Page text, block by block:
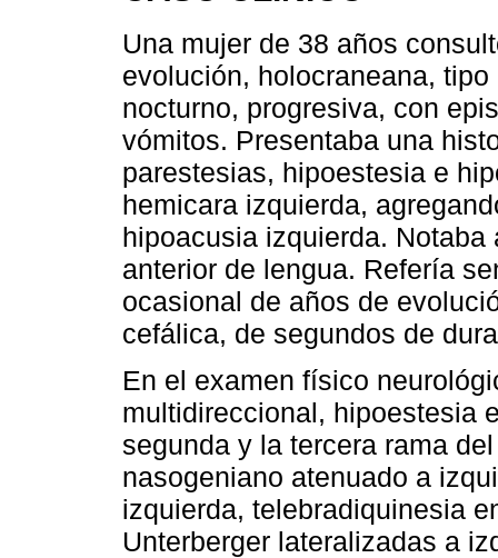
Una mujer de 38 años
evolución, holocraneana,
nocturno, progresiva, con
vómitos. Presentaba una
parestesias, hipoestesia e
hemicara izquierda,
hipoacusia izquierda.
anterior de lengua. Refería
ocasional de años de
cefálica, de segundos de
En el examen físico
multidireccional, hipoestesia
segunda y la tercera rama
nasogeniano atenuado a
izquierda, telebradiquinesia
Unterberger lateralizadas a